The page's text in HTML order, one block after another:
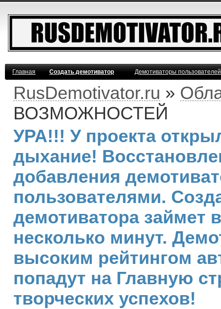
Главная Создать демотиватор Демотиваторы
RusDemotivator.ru »
ВОЗМОЖНОСТЕЙ
УРА!!! У проекта
дыхание!
добавления
пользователями.
демотиватора займет
несколько минут.
высоким рейтингом
попадут на Главную
творческих успехов!